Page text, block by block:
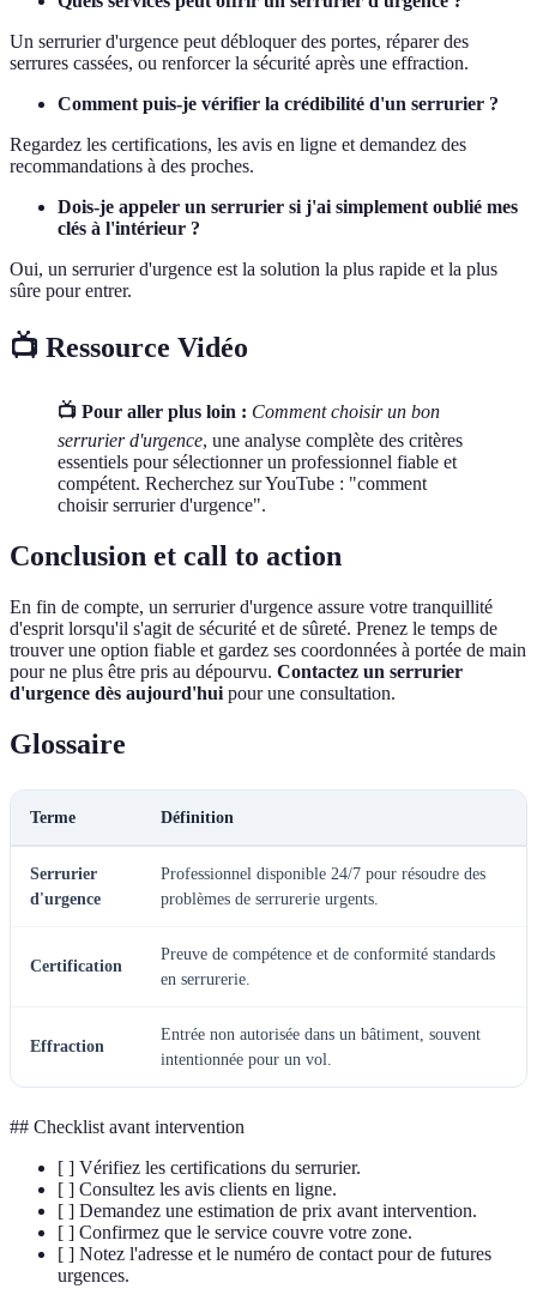
Un serrurier d'urgence peut débloquer des portes, réparer des
serrures cassées, ou renforcer la sécurité après une effraction.
Comment puis-je vérifier la crédibilité d'un serrurier ?
Regardez les certifications, les avis en ligne et demandez des
recommandations à des proches.
Dois-je appeler un serrurier si j'ai simplement oublié mes
clés à l'intérieur ?
Oui, un serrurier d'urgence est la solution la plus rapide et la plus
sûre pour entrer.
📺 Ressource Vidéo
📺 Pour aller plus loin : Comment choisir un bon
serrurier d'urgence, une analyse complète des critères
essentiels pour sélectionner un professionnel fiable et
compétent. Recherchez sur YouTube : "comment
choisir serrurier d'urgence".
Conclusion et call to action
En fin de compte, un serrurier d'urgence assure votre tranquillité
d'esprit lorsqu'il s'agit de sécurité et de sûreté. Prenez le temps de
trouver une option fiable et gardez ses coordonnées à portée de main
pour ne plus être pris au dépourvu. Contactez un serrurier
d'urgence dès aujourd'hui pour une consultation.
Glossaire
Terme Définition
Serrurier
d'urgence
Professionnel disponible 24/7 pour résoudre des
problèmes de serrurerie urgents.
Certification
Preuve de compétence et de conformité standards
en serrurerie.
Effraction
Entrée non autorisée dans un bâtiment, souvent
intentionnée pour un vol.
## Checklist avant intervention
[ ] Vérifiez les certifications du serrurier.
[ ] Consultez les avis clients en ligne.
[ ] Demandez une estimation de prix avant intervention.
[ ] Confirmez que le service couvre votre zone.
[ ] Notez l'adresse et le numéro de contact pour de futures
urgences.